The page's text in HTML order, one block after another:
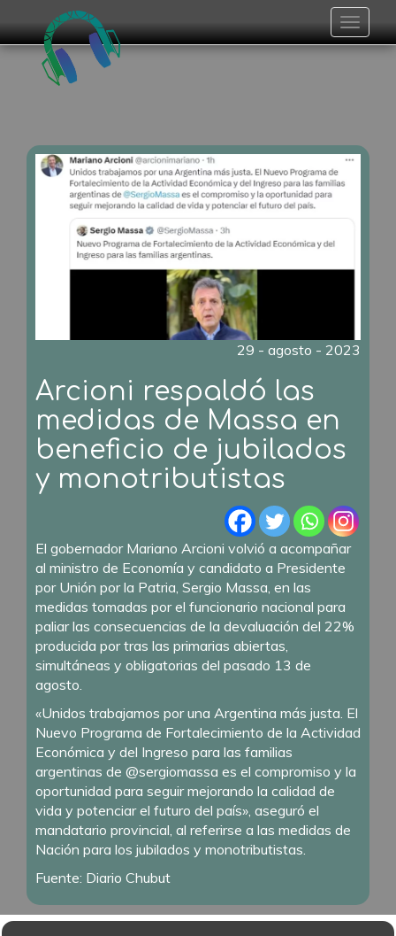
Toggle
29 - agosto - 2023
Arcioni respaldó las
medidas de Massa en
beneficio de jubilados
y monotributistas
El gobernador Mariano Arcioni volvió a acompañar
al ministro de Economía y candidato a Presidente
por Unión por la Patria, Sergio Massa, en las
medidas tomadas por el funcionario nacional para
paliar las consecuencias de la devaluación del 22%
producida por tras las primarias abiertas,
simultáneas y obligatorias del pasado 13 de
agosto.
«Unidos trabajamos por una Argentina más justa. El
Nuevo Programa de Fortalecimiento de la Actividad
Económica y del Ingreso para las familias
argentinas de @sergiomassa es el compromiso y la
oportunidad para seguir mejorando la calidad de
vida y potenciar el futuro del país», aseguró el
mandatario provincial, al referirse a las medidas de
Nación para los jubilados y monotributistas.
Fuente: Diario Chubut